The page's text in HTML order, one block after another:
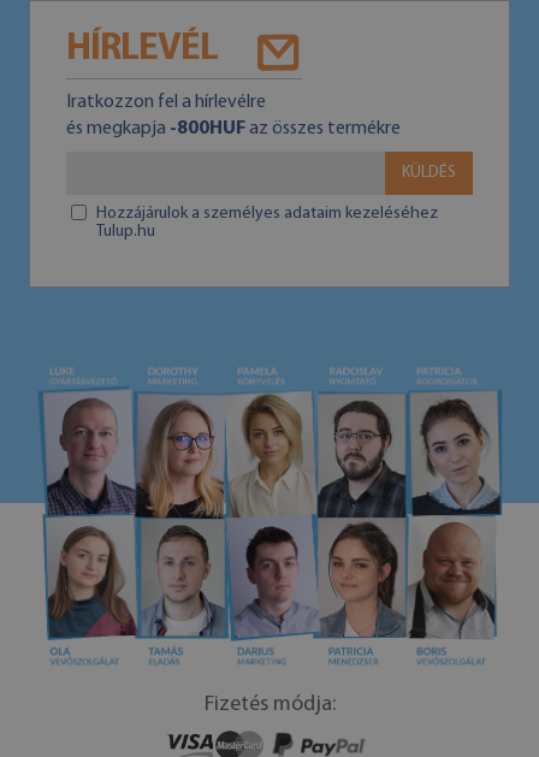
HÍRLEVÉL
Iratkozzon fel a hírlevélre
és megkapja -800HUFaz összes termékre
KÜLDÉS
Hozzájárulok a személyes adataim kezeléséhez
Tulup.hu
Fizetés módja: